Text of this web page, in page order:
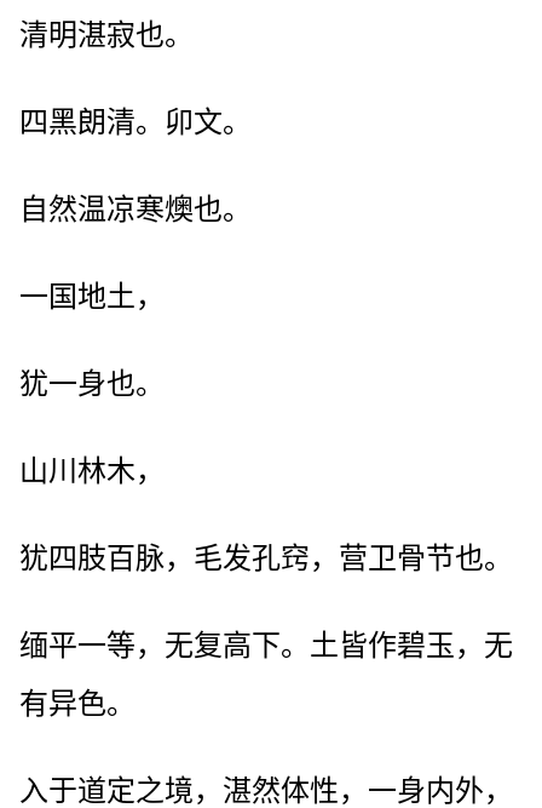
清明湛寂也。
四黑朗清。卯文。
自然温凉寒燠也。
一国地土，
犹一身也。
山川林木，
犹四肢百脉，毛发孔窍，营卫骨节也。
缅平一等，无复高下。土皆作碧玉，无
有异色。
入于道定之境，湛然体性，一身内外，